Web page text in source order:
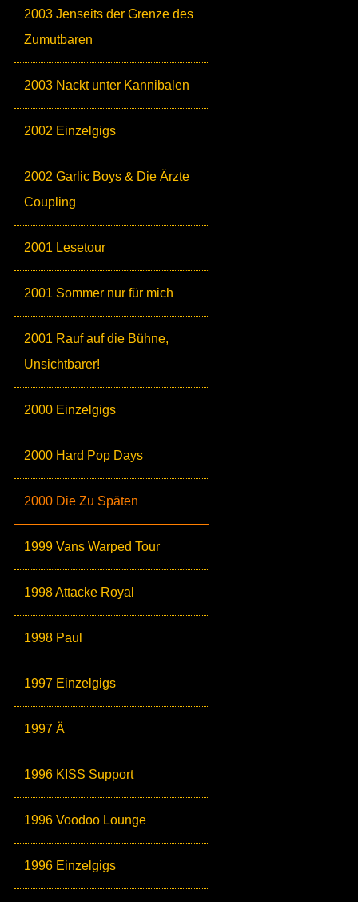
2003 Jenseits der Grenze des
Zumutbaren
2003 Nackt unter Kannibalen
2002 Einzelgigs
2002 Garlic Boys & Die Ärzte
Coupling
2001 Lesetour
2001 Sommer nur für mich
2001 Rauf auf die Bühne,
Unsichtbarer!
2000 Einzelgigs
2000 Hard Pop Days
2000 Die Zu Späten
1999 Vans Warped Tour
1998 Attacke Royal
1998 Paul
1997 Einzelgigs
1997 Ä
1996 KISS Support
1996 Voodoo Lounge
1996 Einzelgigs